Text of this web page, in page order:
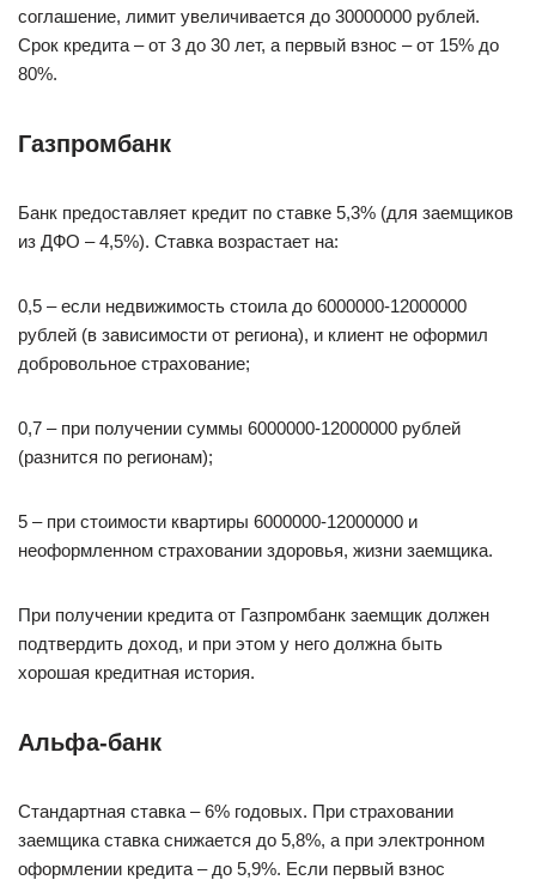
соглашение, лимит увеличивается до 30000000 рублей.
Срок кредита – от 3 до 30 лет, а первый взнос – от 15% до
80%.
Газпромбанк
Банк предоставляет кредит по ставке 5,3% (для заемщиков
из ДФО – 4,5%). Ставка возрастает на:
0,5 – если недвижимость стоила до 6000000-12000000
рублей (в зависимости от региона), и клиент не оформил
добровольное страхование;
0,7 – при получении суммы 6000000-12000000 рублей
(разнится по регионам);
5 – при стоимости квартиры 6000000-12000000 и
неоформленном страховании здоровья, жизни заемщика.
При получении кредита от Газпромбанк заемщик должен
подтвердить доход, и при этом у него должна быть
хорошая кредитная история.
Альфа-банк
Стандартная ставка – 6% годовых. При страховании
заемщика ставка снижается до 5,8%, а при электронном
оформлении кредита – до 5,9%. Если первый взнос